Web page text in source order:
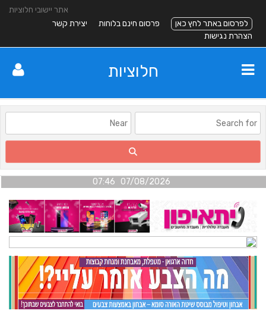
אתר יישובי חלוציות
לפרסום באתר לחץ כאן
פרסום חינם בלוחות
יצירת קשר
הצהרת נגישות
חלוציות
07/08/2026 07:46